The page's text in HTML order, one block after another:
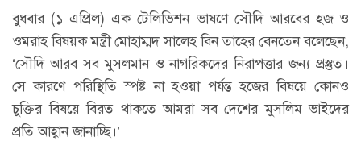
বুধবার (১ এপ্রিল) এক টেলিভিশন ভাষণে সৌদি আরবের হজ ও
ওমরাহ বিষয়ক মন্ত্রী মোহাম্মদ সালেহ বিন তাহের বেনতেন বলেছেন,
‘সৌদি আরব সব মুসলমান ও নাগরিকদের নিরাপত্তার জন্য প্রস্তুত।
সে কারণে পরিস্থিতি স্পষ্ট না হওয়া পর্যন্ত হজের বিষয়ে কোনও
চুক্তির বিষয়ে বিরত থাকতে আমরা সব দেশের মুসলিম ভাইদের
প্রতি আহ্বান জানাচ্ছি।’